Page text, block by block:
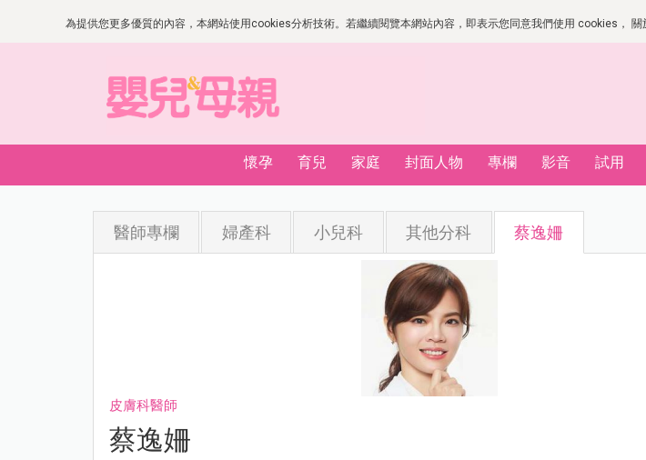
為提供您更多優質的內容，本網站使用cookies分析技術。若繼續閱覽本網站內容，即表示您同意我們使用 cookies，
懷孕 育兒 家庭 封面人物 專欄 影音 試用
醫師專欄 婦產科 小兒科 其他分科 蔡逸姍
皮膚科醫師
蔡逸姍